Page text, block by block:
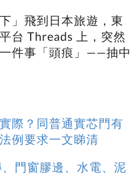
」飛到日本旅遊，東
台 Threads 上，突然
件事「頭痕」——抽中
際？同普通實芯門有
例要求一文睇清
門窗膠邊、水電、泥